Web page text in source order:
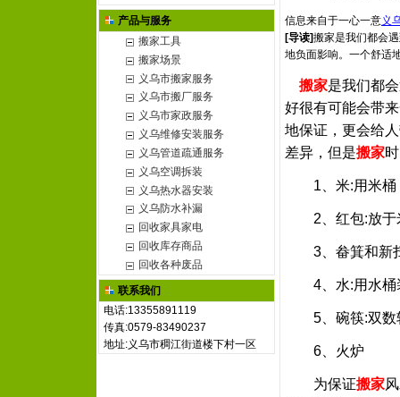
产品与服务
搬家工具
搬家场景
义乌市搬家服务
义乌市搬厂服务
义乌市家政服务
义乌维修安装服务
义乌管道疏通服务
义乌空调拆装
义乌热水器安装
义乌防水补漏
回收家具家电
回收库存商品
回收各种废品
联系我们
电话:13355891119
传真:0579-83490237
地址:义乌市稠江街道楼下村一区
信息来自于一心一意义
[导读]搬家是我们都会
地负面影响。一个舒适
搬家是我们都
好很有可能会带
地保证，更会给
差异，但是搬家
1、米:用米桶
2、红包:放于
3、畚箕和新扫
4、水:用水桶
5、碗筷:双数
6、火炉
为保证搬家